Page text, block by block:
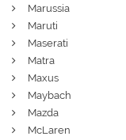
Marussia
Maruti
Maserati
Matra
Maxus
Maybach
Mazda
McLaren